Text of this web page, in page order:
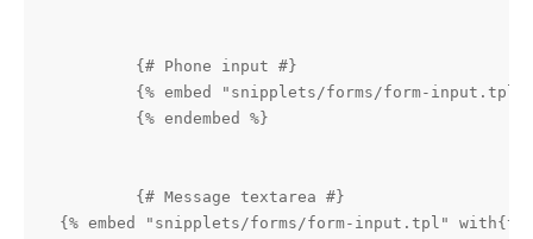
        {# Phone input #}
{% embed "snipplets/forms/form-
        {% endembed %}
        {# Message textarea #}
{% embed "snipplets/forms/form-input.tpl"